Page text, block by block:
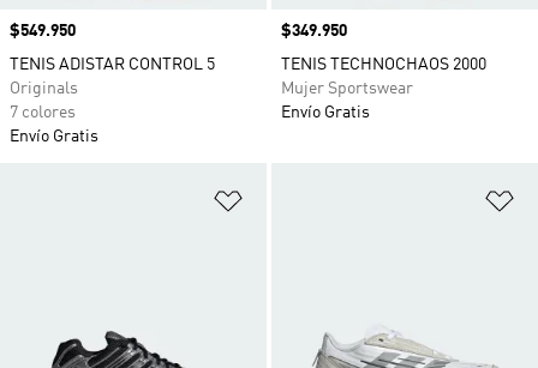
Precio
$549.950
TENIS ADISTAR CONTROL 5
Originals
7 colores
Envío Gratis
Precio
$349.950
TENIS TECHNOCHAOS 2000
Mujer Sportswear
Envío Gratis